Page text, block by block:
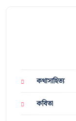
কথাসাহিত্য
কবিতা